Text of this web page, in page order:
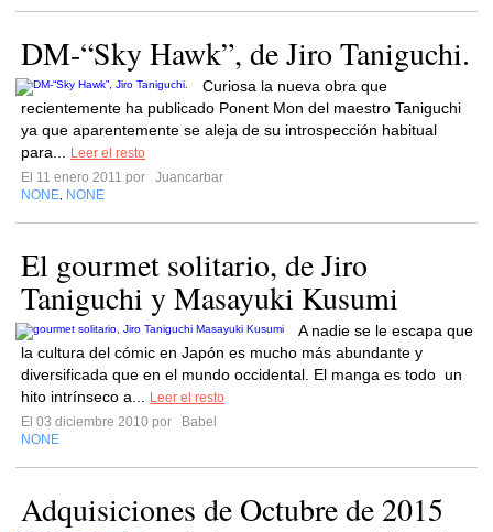
DM-“Sky Hawk”, de Jiro Taniguchi.
Curiosa la nueva obra que
recientemente ha publicado Ponent Mon del maestro Taniguchi
ya que aparentemente se aleja de su introspección habitual
para...
Leer el resto
El 11 enero 2011 por
Juancarbar
NONE NONE
El gourmet solitario, de Jiro
Taniguchi y Masayuki Kusumi
A nadie se le escapa que
la cultura del cómic en Japón es mucho más abundante y
diversificada que en el mundo occidental. El manga es todo un
hito intrínseco a...
Leer el resto
El 03 diciembre 2010 por
Babel
NONE
Adquisiciones de Octubre de 2015